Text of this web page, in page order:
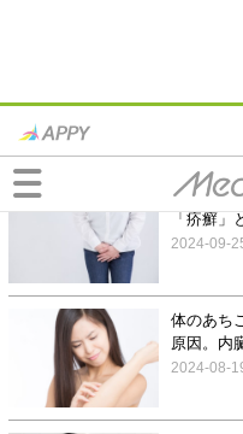
発疹・かゆみの記事一
医師監修
「疥癬」
2024-09-
体のあち
原因。内
2024-08-